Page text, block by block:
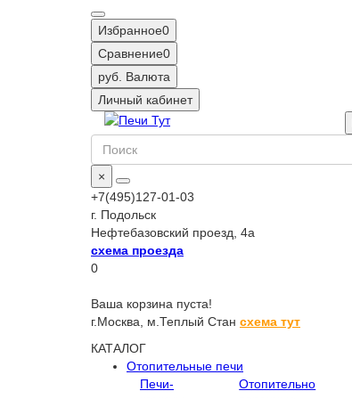
Избранное0
Сравнение0
руб. Валюта
Личный кабинет
×
+7(495)127-01-03
г. Подольск
Нефтебазовский проезд, 4а
схема проезда
0
Ваша корзина пуста!
г.Москва, м.Теплый Стан схема тут
КАТАЛОГ
Отопительные печи
Печи-
Отопительно